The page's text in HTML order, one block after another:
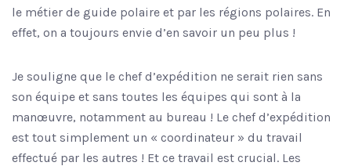
le métier de guide polaire et par les régions polaires. En
effet, on a toujours envie d’en savoir un peu plus !
Je souligne que le chef d’expédition ne serait rien sans
son équipe et sans toutes les équipes qui sont à la
manœuvre, notamment au bureau ! Le chef d’expédition
est tout simplement un « coordinateur » du travail
effectué par les autres ! Et ce travail est crucial. Les